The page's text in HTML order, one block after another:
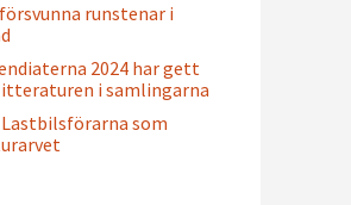
runstenar i
2024 har gett
i samlingarna
Lastbilsförarna som